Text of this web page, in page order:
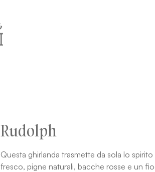
Rudolph
Questa ghirlanda trasmette da sola lo
fresco, pigne naturali, bacche rosse e un